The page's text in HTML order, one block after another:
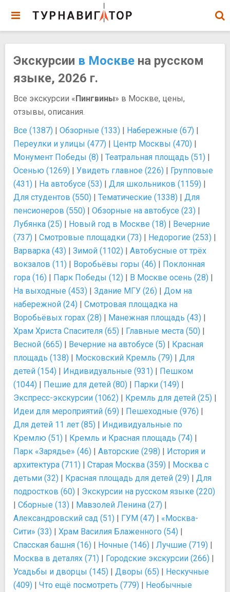
Экскурсии в Москве на русском
языке, 2026 г.
Все экскурсии «Пингвины» в Москве, цены,
отзывы, описания.
Все (1387) | Обзорные (133) | Набережные (67) |
Переулки и улицы (477) | Центр Москвы (470) |
Монумент Победы (8) | Театральная площадь (51) |
Осенью (1269) | Увидеть главное (226) | Групповые
(431) | На автобусе (53) | Для школьников (1159) |
Для студентов (550) | Тематические (1338) | Для
пенсионеров (550) | Обзорные на автобусе (23) |
Лубянка (25) | Новый год в Москве (18) | Вечерние
(737) | Смотровые площадки (73) | Недорогие (253) |
Варварка (43) | Зимой (1102) | Автобусные от трёх
вокзалов (11) | Воробьёвы горы (46) | Поклонная
гора (16) | Парк Победы (12) | В Москве осень (28) |
На выходные (453) | Здание МГУ (26) | Дом на
набережной (24) | Смотровая площадка на
Воробьёвых горах (28) | Манежная площадь (43) |
Храм Христа Спасителя (65) | Главные места (50) |
Весной (665) | Вечерние на автобусе (5) | Красная
площадь (138) | Московский Кремль (79) | Для
детей (154) | Индивидуальные (931) | Пешком
(1044) | Пешие для детей (80) | Парки (149) |
Экспресс-экскурсии (1062) | Кремль для детей (25) |
Идеи для мероприятий (69) | Пешеходные (976) |
Для детей 11 лет (85) | Индивидуальные по
Кремлю (51) | Кремль и Красная площадь (74) |
Парк «Зарядье» (46) | Авторские (298) | История и
архитектура (711) | Старая Москва (359) | Москва с
детьми (32) | Красная площадь для детей (29) | Для
подростков (60) | Экскурсии на русском языке (220)
| Сборные (13) | Мавзолей Ленина (27) |
Александровский сад (51) | ГУМ (47) | «Москва-
Сити» (33) | Храм Василия Блаженного (54) |
Спасская башня (16) | Ночные (146) | Лучшие (719) |
Москва в деталях (71) | Городские экскурсии (266) |
Усадьбы и дворцы (145) | Дворы (65) | Нескучные
(409) | Что ещё посмотреть (779) | Необычные